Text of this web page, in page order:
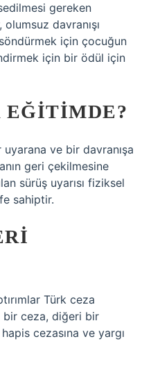
gereken
davranışı
için çocuğun
için bir ödül için
EĞITIMDE?
ve bir davranışa
geri çekilmesine
sürüş uyarısı fiziksel
sahiptir.
Türk ceza
bir ceza, diğeri bir
cezasına ve yargı